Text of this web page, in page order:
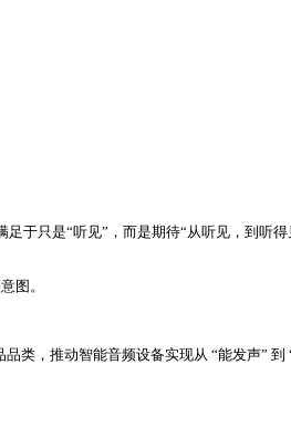
于只是“听见”，而是期待“从听见，到听
图。
，推动智能音频设备实现从 “能发声” 到